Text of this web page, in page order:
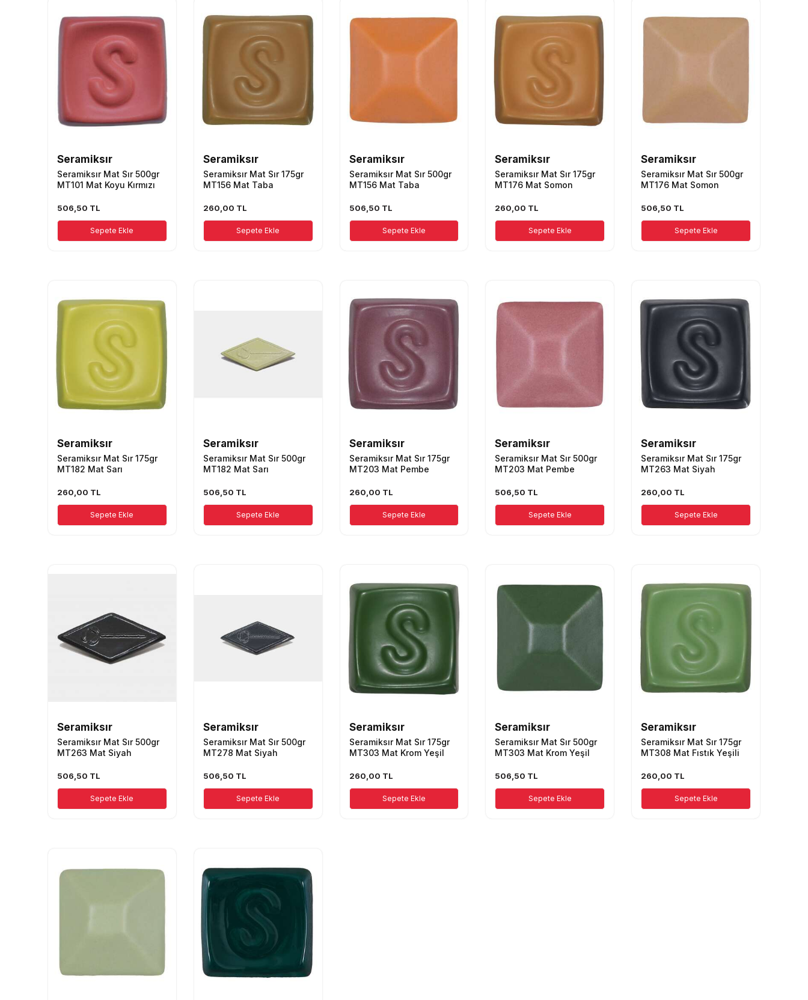
Seramiksır
Seramiksır Mat Sır 500gr
MT101 Mat Koyu Kırmızı
506,50 TL
Sepete Ekle
Seramiksır
Seramiksır Mat Sır 175gr
MT156 Mat Taba
260,00 TL
Sepete Ekle
Seramiksır
Seramiksır Mat Sır 500gr
MT156 Mat Taba
506,50 TL
Sepete Ekle
Seramiksır
Seramiksır Mat Sır 175gr
MT176 Mat Somon
260,00 TL
Sepete Ekle
Seramiksır
Seramiksır Mat Sır 500gr
MT176 Mat Somon
506,50 TL
Sepete Ekle
Seramiksır
Seramiksır Mat Sır 175gr
MT182 Mat Sarı
260,00 TL
Sepete Ekle
Seramiksır
Seramiksır Mat Sır 500gr
MT182 Mat Sarı
506,50 TL
Sepete Ekle
Seramiksır
Seramiksır Mat Sır 175gr
MT203 Mat Pembe
260,00 TL
Sepete Ekle
Seramiksır
Seramiksır Mat Sır 500gr
MT203 Mat Pembe
506,50 TL
Sepete Ekle
Seramiksır
Seramiksır Mat Sır 175gr
MT263 Mat Siyah
260,00 TL
Sepete Ekle
Seramiksır
Seramiksır Mat Sır 500gr
MT263 Mat Siyah
506,50 TL
Sepete Ekle
Seramiksır
Seramiksır Mat Sır 500gr
MT278 Mat Siyah
506,50 TL
Sepete Ekle
Seramiksır
Seramiksır Mat Sır 175gr
MT303 Mat Krom Yeşil
260,00 TL
Sepete Ekle
Seramiksır
Seramiksır Mat Sır 500gr
MT303 Mat Krom Yeşil
506,50 TL
Sepete Ekle
Seramiksır
Seramiksır Mat Sır 175gr
MT308 Mat Fıstık Yeşili
260,00 TL
Sepete Ekle